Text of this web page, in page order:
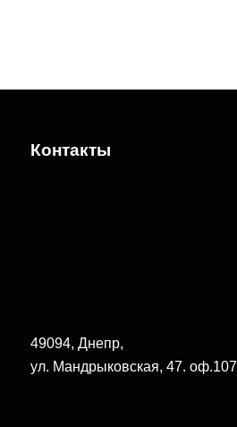
Контакты
49094, Днепр,
ул. Мандрыковская, 47. оф.107